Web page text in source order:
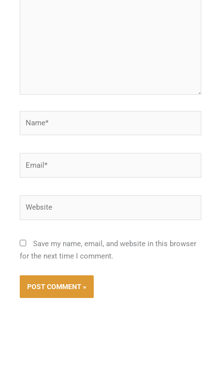
Save my name, email, and website in this browser
for the next time I comment.